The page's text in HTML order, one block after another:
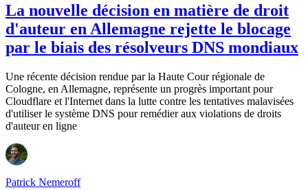
La nouvelle décision en matière de droit
d'auteur en Allemagne rejette le blocage
par le biais des résolveurs DNS mondiaux
Une récente décision rendue par la Haute Cour régionale de
Cologne, en Allemagne, représente un progrès important pour
Cloudflare et l'Internet dans la lutte contre les tentatives malavisées
d'utiliser le système DNS pour remédier aux violations de droits
d'auteur en ligne
Patrick Nemeroff